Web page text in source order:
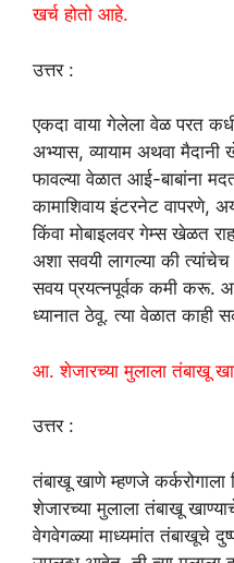
खर्च होतो आहे.
उत्तर :
एकदा वाया गेलेला वेळ परत
अभ्यास, व्यायाम अथवा
फावल्या वेळात आई-बाबांना
कामाशिवाय इंटरनेट वापरणे,
किंवा मोबाइलवर गेम्स खेळत
अशा सवयी लागल्या की
सवय प्रयत्नपूर्वक कमी करू.
ध्यानात ठेवू. त्या वेळात
आ. शेजारच्या मुलाला तंबाखू
उत्तर :
तंबाखू खाणे म्हणजे
शेजारच्या मुलाला तंबाखू
वेगवेगळ्या माध्यमांत तंबाखूचे